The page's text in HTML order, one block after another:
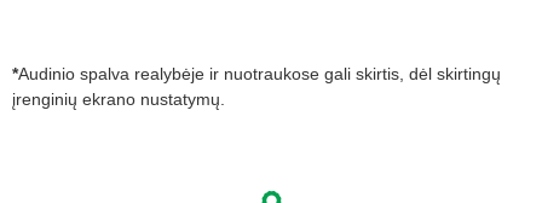
*Audinio spalva realybėje ir nuotraukose gali skirtis, dėl skirtingų
įrenginių ekrano nustatymų.